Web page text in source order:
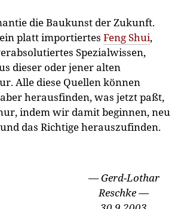
die Baukunst der Zukunft.
platt importiertes Feng Shui,
Spezialwissen,
dieser oder jener alten
Alle diese Quellen können
herausfinden, was jetzt paßt,
indem wir damit beginnen, neu
das Richtige herauszufinden.
— Gerd-Lothar
Reschke —